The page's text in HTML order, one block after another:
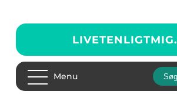
LIVETENLIGTMIG.
Menu